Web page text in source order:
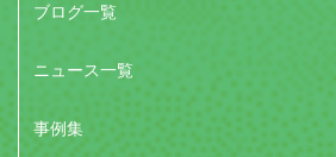
ブログ一覧
ニュース一覧
事例集